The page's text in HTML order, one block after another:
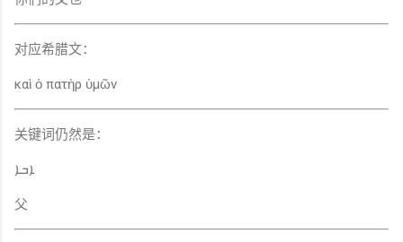
对应希腊文：
καὶ ὁ πατὴρ ὑμῶν
关键词仍然是：
ܐܒܐ
父